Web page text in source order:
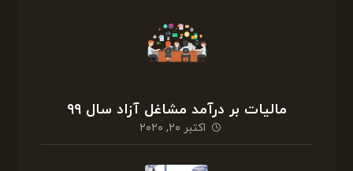
مالیات بر درآمد مشاغل آزاد سال ۹۹
اکتبر ۲۰, ۲۰۲۰